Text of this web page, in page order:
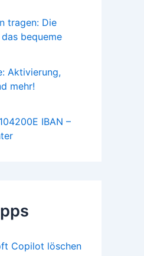
tragen: Die
bequeme
Aktivierung,
mehr!
IBAN –
Copilot löschen